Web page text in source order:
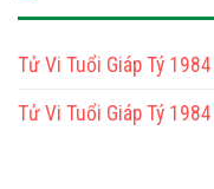
Tử Vi Tuổi Giáp Tý
Tử Vi Tuổi Giáp Tý